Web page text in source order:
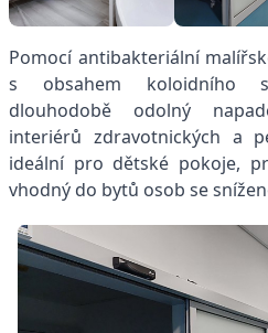
Pomocí antibakteriální
s obsahem koloidního
dlouhodobě odolný
interiérů zdravotnických a
ideální pro dětské pokoje,
vhodný do bytů osob se